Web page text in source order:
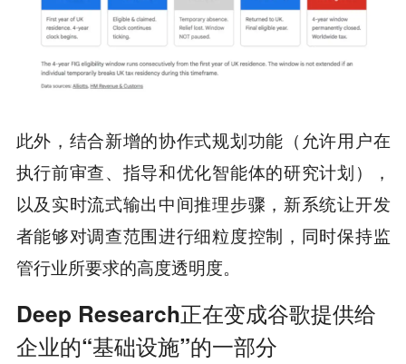
此外，结合新增的协作式规划功能（允许用户在
执行前审查、指导和优化智能体的研究计划），
以及实时流式输出中间推理步骤，新系统让开发
者能够对调查范围进行细粒度控制，同时保持监
管行业所要求的高度透明度。
Deep Research正在变成谷歌提供给
企业的“基础设施”的一部分